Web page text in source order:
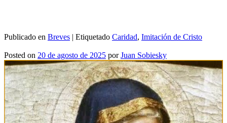
Publicado en Breves | Etiquetado Caridad, Imitación de Cristo
Posted on 20 de agosto de 2025 porJuan Sobiesky